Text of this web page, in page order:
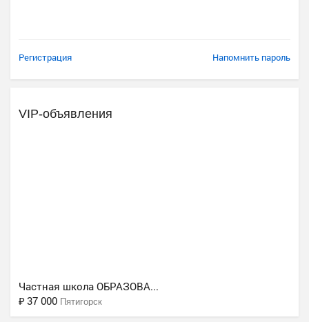
Регистрация Напомнить пароль
VIP-объявления
Частная школа ОБРАЗОВА...
₽ 37 000 Пятигорск